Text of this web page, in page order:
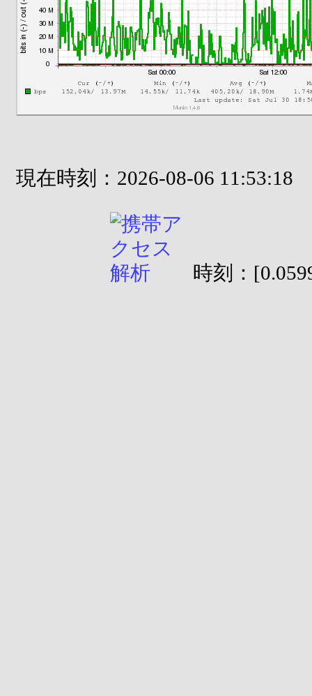
現在時刻：2026-08-06 11:53:18
時刻：